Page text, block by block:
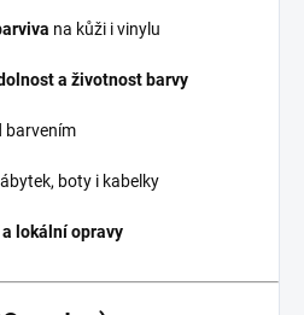
na kůži i vinylu
a životnost barvy
barvením
boty i kabelky
lokální opravy